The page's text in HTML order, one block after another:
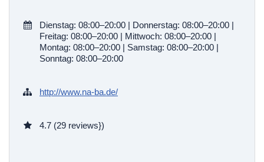
Hausmeisterservice
Dienstag: 08:00–20:00 | Donnerstag: 08:00–20:00 |
Freitag: 08:00–20:00 | Mittwoch: 08:00–20:00 |
Montag: 08:00–20:00 | Samstag: 08:00–20:00 |
Sonntag: 08:00–20:00
http://www.na-ba.de/
4.7 (29 reviews})